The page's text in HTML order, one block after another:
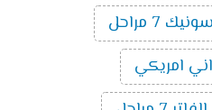
7 مراحل
امريكي